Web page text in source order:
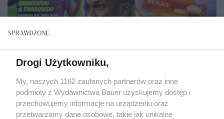
Drogi Użytkowniku,
My, naszych 1162 zaufanych partnerów oraz inne
podmioty z Wydawnictwa Bauer uzyskujemy dostęp i
przechowujemy informacje na urządzeniu oraz
przetwarzamy dane osobowe, takie jak unikalne